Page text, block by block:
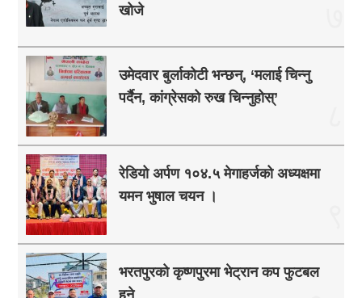
खोजे
उमेदवार बुर्लाकोटी भन्छन्, ‘मलाई चिन्नु
पर्दैन, कांग्रेसको रुख चिन्नुहोस्’
रेडियो अर्पण १०४.५ मेगाहर्जको अध्यक्षमा
यमन भुषाल चयन ।
भरतपुरको कृष्णपुरमा भेट्रान कप फुटबल